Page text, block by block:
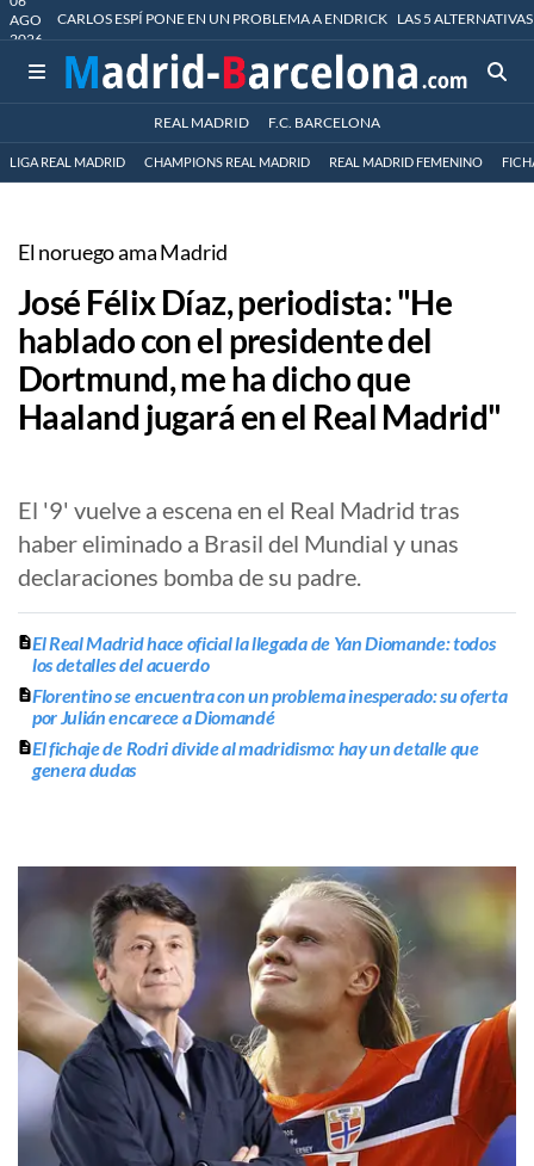
AGO
2026
CARLOS ESPÍ PONE EN UN PROBLEMA A ENDRICK LAS 5
REAL MADRID F.C. BARCELONA
LIGA REAL MADRID CHAMPIONS REAL MADRID REAL MADRID FEMENINO
El noruego ama Madrid
José Félix Díaz, periodista: "He
hablado con el presidente del
Dortmund, me ha dicho que
Haaland jugará en el Real Madrid"
El '9' vuelve a escena en el Real Madrid tras
haber eliminado a Brasil del Mundial y unas
declaraciones bomba de su padre.
El Real Madrid hace oficial la llegada de Yan Diomande: todos
los detalles del acuerdo
Florentino se encuentra con un problema inesperado: su oferta
por Julián encarece a Diomandé
El fichaje de Rodri divide al madridismo: hay un detalle que
genera dudas